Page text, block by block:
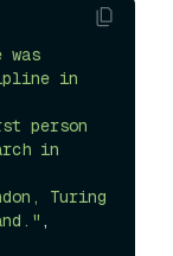
in
person
in
Turing
,